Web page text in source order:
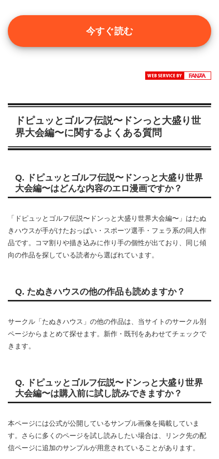
今すぐ読む
ドピュッとゴルフ伝説〜ドンっと大盛り世
界大会編〜に関するよくある質問
Q. ドピュッとゴルフ伝説〜ドンっと大盛り世界
大会編〜はどんな内容のエロ漫画ですか？
「ドピュッとゴルフ伝説〜ドンっと大盛り世界大会編〜」はたぬ
きハウスが手がけたおっぱい・スポーツ選手・フェラ系の同人作
品です。コマ割りや描き込みに作り手の個性が出ており、同じ傾
向の作品を探している読者から選ばれています。
Q. たぬきハウスの他の作品も読めますか？
サークル「たぬきハウス」の他の作品は、当サイトのサークル別
ページからまとめて探せます。新作・既刊をあわせてチェックで
きます。
Q. ドピュッとゴルフ伝説〜ドンっと大盛り世界
大会編〜は購入前に試し読みできますか？
本ページには公式が公開しているサンプル画像を掲載していま
す。さらに多くのページを試し読みしたい場合は、リンク先の配
信ページに追加のサンプルが用意されていることがあります。